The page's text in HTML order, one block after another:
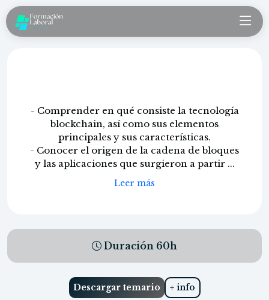
- Comprender en qué consiste la tecnología
blockchain, así como sus elementos
principales y sus características.
- Conocer el origen de la cadena de bloques
y las aplicaciones que surgieron a partir ...
Leer más
Duración 60h
Descargar temario + info